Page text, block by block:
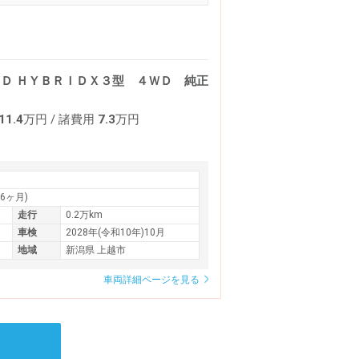
ＨＹＢＲＩＤＸ３型 ４ＷＤ 純正
万円 / 諸費用 7.3万円
ヶ月)
走行
0.2万km
車検
2028年(令和10年)10月
地域
新潟県 上越市
車両詳細ページを見る